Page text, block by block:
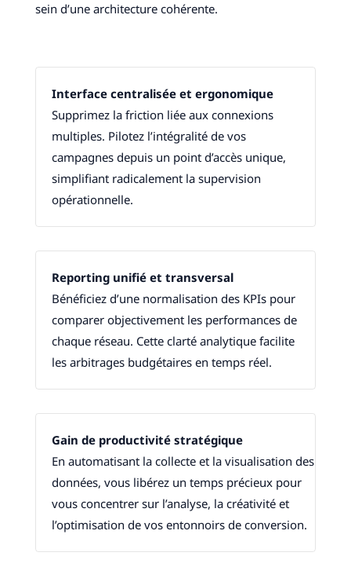
sein d’une architecture cohérente.
Interface centralisée et ergonomique
Supprimez la friction liée aux connexions
multiples. Pilotez l’intégralité de vos
campagnes depuis un point d’accès unique,
simplifiant radicalement la supervision
opérationnelle.
Reporting unifié et transversal
Bénéficiez d’une normalisation des KPIs pour
comparer objectivement les performances de
chaque réseau. Cette clarté analytique facilite
les arbitrages budgétaires en temps réel.
Gain de productivité stratégique
En automatisant la collecte et la visualisation des
données, vous libérez un temps précieux pour
vous concentrer sur l’analyse, la créativité et
l’optimisation de vos entonnoirs de conversion.